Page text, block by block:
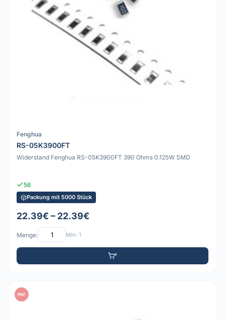
Fenghua
RS-05K3900FT
Widerstand Fenghua RS-05K3900FT 390 Ohms 0.125W SMD
56
Packung mit 5000 Stück
22.39€ – 22.39€
Menge: Min: 1
PDF